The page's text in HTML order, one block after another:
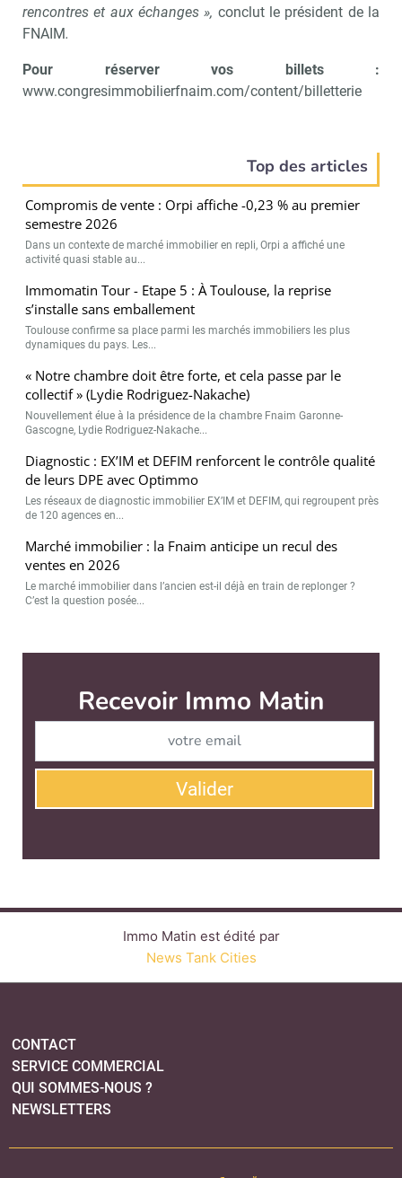
rencontres et aux échanges », conclut le président de la
FNAIM.
Pour réserver vos billets :
www.congresimmobilierfnaim.com/content/billetterie
Top des articles
Compromis de vente : Orpi affiche -0,23 % au premier
semestre 2026
Dans un contexte de marché immobilier en repli, Orpi a affiché une
activité quasi stable au...
Immomatin Tour - Etape 5 : À Toulouse, la reprise
s’installe sans emballement
Toulouse confirme sa place parmi les marchés immobiliers les plus
dynamiques du pays. Les...
« Notre chambre doit être forte, et cela passe par le
collectif » (Lydie Rodriguez-Nakache)
Nouvellement élue à la présidence de la chambre Fnaim Garonne-
Gascogne, Lydie Rodriguez-Nakache...
Diagnostic : EX’IM et DEFIM renforcent le contrôle qualité
de leurs DPE avec Optimmo
Les réseaux de diagnostic immobilier EX’IM et DEFIM, qui regroupent près
de 120 agences en...
Marché immobilier : la Fnaim anticipe un recul des
ventes en 2026
Le marché immobilier dans l’ancien est-il déjà en train de replonger ?
C’est la question posée...
Recevoir Immo Matin
Valider
Immo Matin est édité par
News Tank Cities
CONTACT
SERVICE COMMERCIAL
QUI SOMMES-NOUS ?
NEWSLETTERS